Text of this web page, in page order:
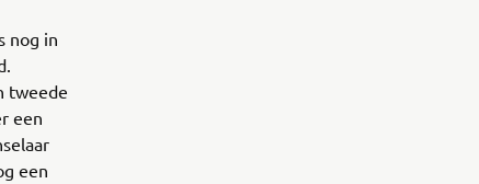
nog in
tweede
een
een